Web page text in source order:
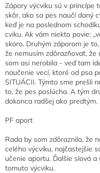
Zápory výcviku sú v princípe
skôr, ako sa pes naučí daný
keď je na poslednom
cviku. Ak vám niekto povie:
skoro. Druhým záporom je
že nemusím zdôrazňovať,
som asi nerobila - veď tam
naučenie vecí, ktoré od psa
SITUÁCII. Týmto sme prešli
to, že pes poslúcha. A tým
dokonca radšej ako
PF aport
Rada by som zdôraznila, že
celého výcviku, najčastejšie
učenie aportu. Ďalšie slová
tomuto výcviku.